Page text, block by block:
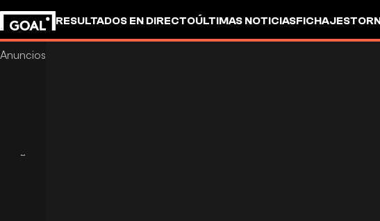
RESULTADOS EN DIRECTOÚLTIMAS NOTICIASFICHAJES